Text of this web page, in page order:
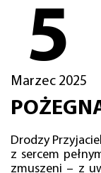
5
Marzec 2025
Drodzy
z sercem
zmuszeni – z